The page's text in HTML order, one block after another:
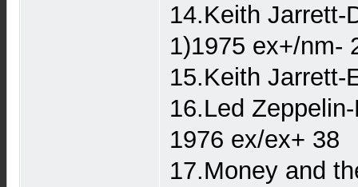
14.Keith Jarrett-
1)1975 ex+/nm-
15.Keith Jarrett-
16.Led
1976 ex/ex+ 38
17.Money and